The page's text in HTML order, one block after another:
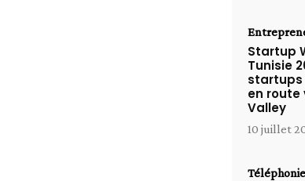
Startup
Tunisie
startups
en route
Valley
10 juillet
Téléphonie